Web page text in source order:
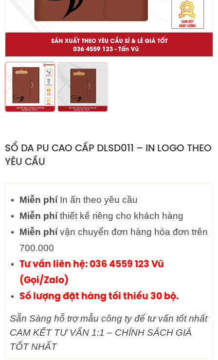
SỔ DA PU CAO CẤP DLSD011 – IN LOGO THEO
YÊU CẦU
Miễn phí In ấn theo yêu cầu
Miễn phíthiết kế riêng cho khách hàng
Miễn phívận chuyển đơn hàng hóa đơn trên
700.000
Tư vấn liên hệ: 036 4559 123 Vũ
(Gọi/Zalo)
Số lượng đặt hàng tối thiểu 30 bộ.
Sẵn Sàng hỗ trợ mẫu công ty để tư vấn tốt nhất
CAM KẾT TƯ VẤN 1:1 – CHÍNH SÁCH GIÁ
TỐT NHẤT